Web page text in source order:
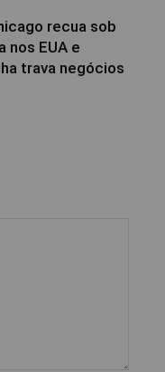
recua sob
nos EUA e
trava negócios